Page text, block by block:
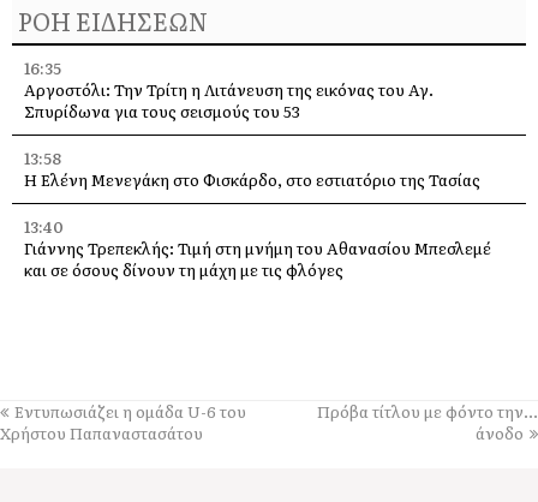
ΡΟΗ ΕΙΔΗΣΕΩΝ
16:35
Αργοστόλι: Την Τρίτη η Λιτάνευση της εικόνας του Αγ.
Σπυρίδωνα για τους σεισμούς του 53
13:58
Η Ελένη Μενεγάκη στο Φισκάρδο, στο εστιατόριο της Τασίας
13:40
Γιάννης Τρεπεκλής: Τιμή στη μνήμη του Αθανασίου Μπεσλεμέ
και σε όσους δίνουν τη μάχη με τις φλόγες
13:30
Οι εκδηλώσεις στον Δήμο Αργοστολίου το τριήμερο 7, 8 και 9
Αυγούστου
Εντυπωσιάζει η ομάδα U-6 του
Χρήστου Παπαναστασάτου
Πρόβα τίτλου με φόντο την…
άνοδο